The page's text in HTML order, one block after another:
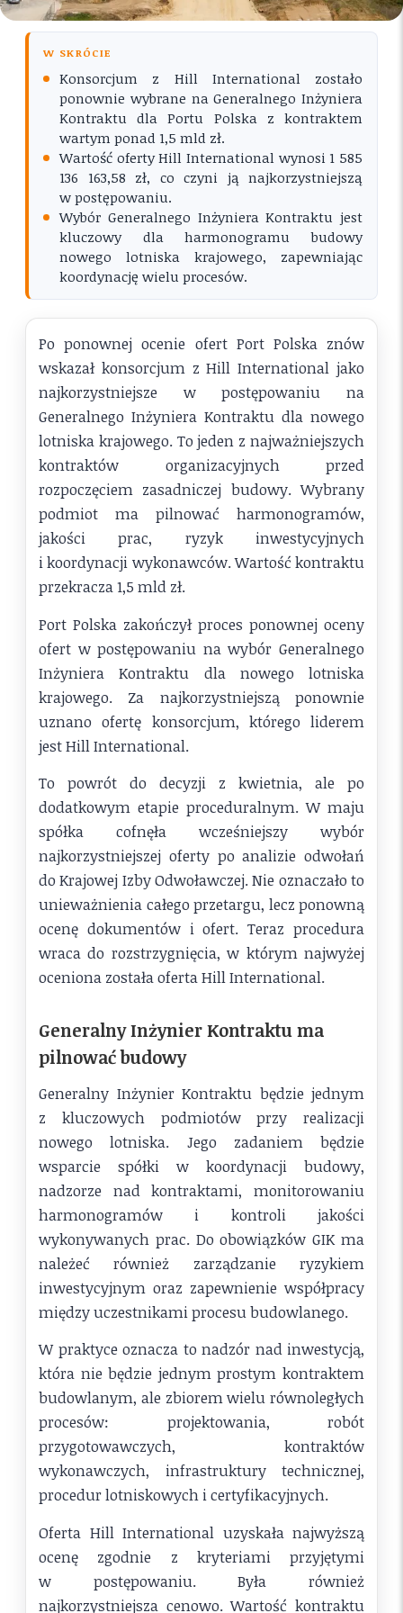
W SKRÓCIE
Konsorcjum z Hill International zostało
ponownie wybrane na Generalnego Inżyniera
Kontraktu dla Portu Polska z kontraktem
wartym ponad 1,5 mld zł.
Wartość oferty Hill International wynosi 1 585
136 163,58 zł, co czyni ją najkorzystniejszą
w postępowaniu.
Wybór Generalnego Inżyniera Kontraktu jest
kluczowy dla harmonogramu budowy
nowego lotniska krajowego, zapewniając
koordynację wielu procesów.
Po ponownej ocenie ofert Port Polska znów
wskazał konsorcjum z Hill International jako
najkorzystniejsze w postępowaniu na
Generalnego Inżyniera Kontraktu dla nowego
lotniska krajowego. To jeden z najważniejszych
kontraktów organizacyjnych przed
rozpoczęciem zasadniczej budowy. Wybrany
podmiot ma pilnować harmonogramów,
jakości prac, ryzyk inwestycyjnych
i koordynacji wykonawców. Wartość kontraktu
przekracza 1,5 mld zł.
Port Polska zakończył proces ponownej oceny
ofert w postępowaniu na wybór Generalnego
Inżyniera Kontraktu dla nowego lotniska
krajowego. Za najkorzystniejszą ponownie
uznano ofertę konsorcjum, którego liderem
jest Hill International.
To powrót do decyzji z kwietnia, ale po
dodatkowym etapie proceduralnym. W maju
spółka cofnęła wcześniejszy wybór
najkorzystniejszej oferty po analizie odwołań
do Krajowej Izby Odwoławczej. Nie oznaczało to
unieważnienia całego przetargu, lecz ponowną
ocenę dokumentów i ofert. Teraz procedura
wraca do rozstrzygnięcia, w którym najwyżej
oceniona została oferta Hill International.
Generalny Inżynier Kontraktu ma
pilnować budowy
Generalny Inżynier Kontraktu będzie jednym
z kluczowych podmiotów przy realizacji
nowego lotniska. Jego zadaniem będzie
wsparcie spółki w koordynacji budowy,
nadzorze nad kontraktami, monitorowaniu
harmonogramów i kontroli jakości
wykonywanych prac. Do obowiązków GIK ma
należeć również zarządzanie ryzykiem
inwestycyjnym oraz zapewnienie współpracy
między uczestnikami procesu budowlanego.
W praktyce oznacza to nadzór nad inwestycją,
która nie będzie jednym prostym kontraktem
budowlanym, ale zbiorem wielu równoległych
procesów: projektowania, robót
przygotowawczych, kontraktów
wykonawczych, infrastruktury technicznej,
procedur lotniskowych i certyfikacyjnych.
Oferta Hill International uzyskała najwyższą
ocenę zgodnie z kryteriami przyjętymi
w postępowaniu. Była również
najkorzystniejsza cenowo. Wartość kontraktu